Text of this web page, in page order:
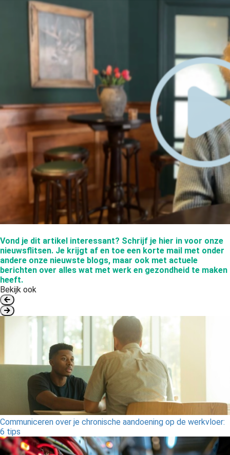
Vond je dit artikel interessant? Schrijf je hier in voor onze
nieuwsflitsen. Je krijgt af en toe een korte mail met onder
andere onze nieuwste blogs, maar ook met actuele
berichten over alles wat met werk en gezondheid te maken
heeft.
Bekijk ook
Communiceren over je chronische aandoening op de werkvloer:
6 tips